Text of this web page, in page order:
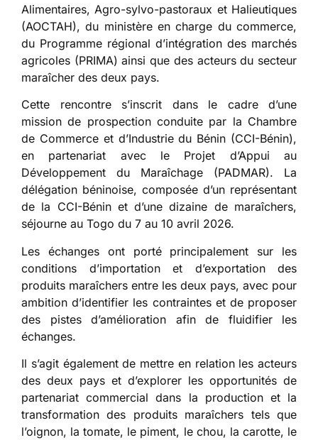
Alimentaires, Agro-sylvo-pastoraux et Halieutiques
(AOCTAH), du ministère en charge du commerce,
du Programme régional d’intégration des marchés
agricoles (PRIMA) ainsi que des acteurs du secteur
maraîcher des deux pays.
Cette rencontre s’inscrit dans le cadre d’une
mission de prospection conduite par la Chambre
de Commerce et d’Industrie du Bénin (CCI-Bénin),
en partenariat avec le Projet d’Appui au
Développement du Maraîchage (PADMAR). La
délégation béninoise, composée d’un représentant
de la CCI-Bénin et d’une dizaine de maraîchers,
séjourne au Togo du 7 au 10 avril 2026.
Les échanges ont porté principalement sur les
conditions d’importation et d’exportation des
produits maraîchers entre les deux pays, avec pour
ambition d’identifier les contraintes et de proposer
des pistes d’amélioration afin de fluidifier les
échanges.
Il s’agit également de mettre en relation les acteurs
des deux pays et d’explorer les opportunités de
partenariat commercial dans la production et la
transformation des produits maraîchers tels que
l’oignon, la tomate, le piment, le chou, la carotte, le